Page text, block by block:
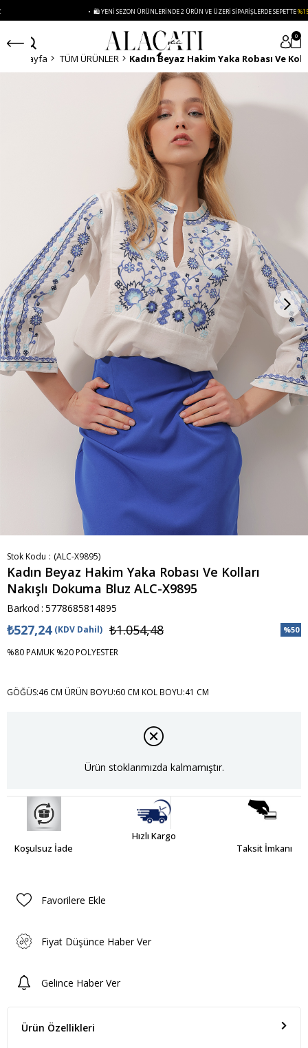
• 🛍️ YENI SEZON ÜRÜNLERINDE 2 ÜRÜN VE ÜZERI SIPARIŞLERDE SEPETTE%15 İNDIRIM
0
Anasayfa TÜM ÜRÜNLER
Stok Kodu (ALC-X9895)
Kadın Beyaz Hakim Yaka Robası Ve Kolları
Nakışlı Dokuma Bluz ALC-X9895
Barkod : 5778685814895
%50
₺1.054,48
₺527,24 (KDV Dahil)
%80 PAMUK %20 POLYESTER
GÖĞÜS:46 CM ÜRÜN BOYU:60 CM KOL BOYU:41 CM
Ürün stoklarımızda kalmamıştır.
Koşulsuz İade
Hızlı Kargo
Taksit İmkanı
Favorilere Ekle
Fiyat Düşünce Haber Ver
Gelince Haber Ver
Ürün Özellikleri